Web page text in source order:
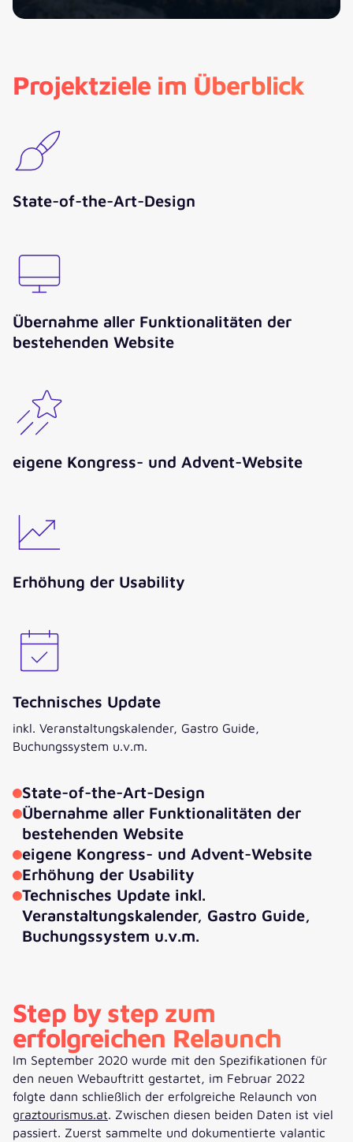
Projektziele im Überblick
State-of-the-Art-Design
Übernahme aller Funktionalitäten der
bestehenden Website
eigene Kongress- und Advent-Website
Erhöhung der Usability
Technisches Update
inkl. Veranstaltungskalender, Gastro Guide,
Buchungssystem u.v.m.
State-of-the-Art-Design
Übernahme aller Funktionalitäten der
bestehenden Website
eigene Kongress- und Advent-Website
Erhöhung der Usability
Technisches Update inkl.
Veranstaltungskalender, Gastro Guide,
Buchungssystem u.v.m.
Step by step zum
erfolgreichen Relaunch
Im September 2020 wurde mit den Spezifikationen für
den neuen Webauftritt gestartet, im Februar 2022
folgte dann schließlich der erfolgreiche Relaunch von
graztourismus.at. Zwischen diesen beiden Daten ist viel
passiert. Zuerst sammelte und dokumentierte valantic